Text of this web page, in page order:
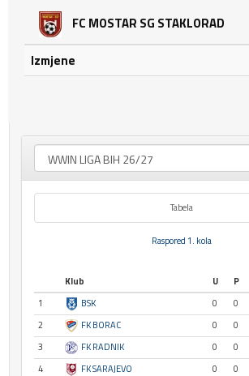
FC MOSTAR SG STAKLORAD
Izmjene
Tabela
Raspored 1. kola
Klub U P
1
BSK 0 0
2
FK BORAC 0 0
3
FK RADNIK 0 0
4
FK SARAJEVO 0 0